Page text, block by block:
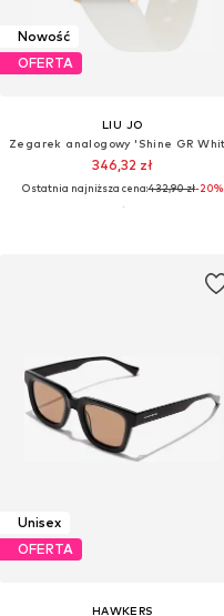
Nowość
OFERTA
LIU JO
346,32 zł
Ostatnia najniższa cena:432,90 zł-20%
Unisex
OFERTA
HAWKERS